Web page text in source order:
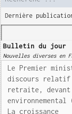
Dernière
Bulletin du jour
Nouvelles diverses en
Le Premier
discours relatif
retraite, devant
La croissance